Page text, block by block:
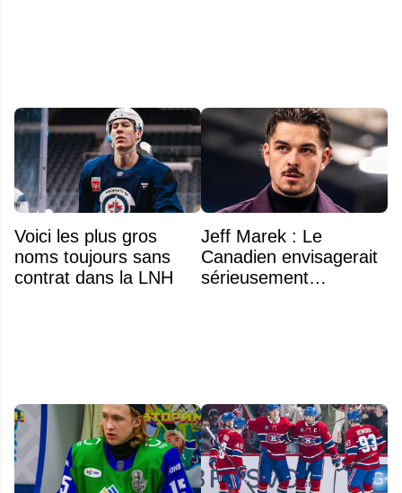
Voici les plus gros
noms toujours sans
contrat dans la LNH
Jeff Marek : Le
Canadien envisagerait
sérieusement